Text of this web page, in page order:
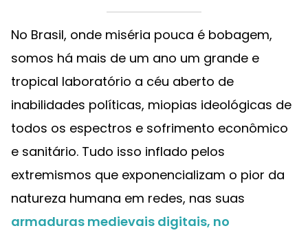
No Brasil, onde miséria pouca é bobagem,
somos há mais de um ano um grande e
tropical laboratório a céu aberto de
inabilidades políticas, miopias ideológicas de
todos os espectros e sofrimento econômico
e sanitário. Tudo isso inflado pelos
extremismos que exponencializam o pior da
natureza humana em redes, nas suas
armaduras medievais digitais, no